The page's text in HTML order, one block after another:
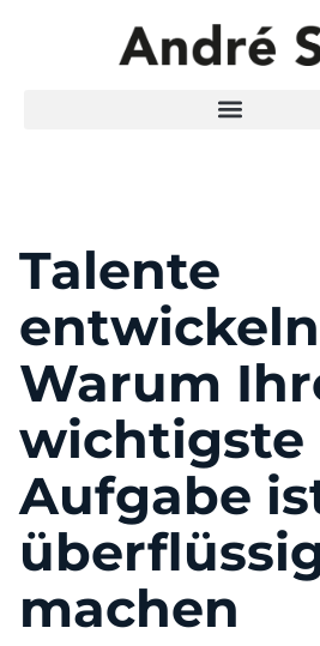
Talente
Warum
wichtigste
Aufgabe
machen